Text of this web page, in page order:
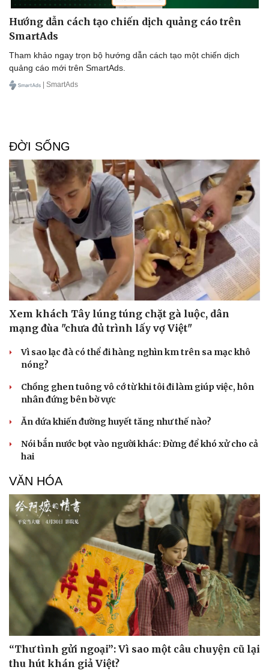
Sức khỏe
Dinh dưỡng - món ngon
Sản phụ khoa
Nhi khoa
Nam khoa
Đời sống
Tình yêu - Gia đình
Hướng dẫn cách tạo chiến dịch quảng cáo trên
SmartAds
Tham khảo ngay trọn bộ hướng dẫn cách tạo một chiến dịch
quảng cáo mới trên SmartAds.
| SmartAds
ĐỜI SỐNG
Xem khách Tây lúng túng chặt gà luộc, dân
mạng đùa "chưa đủ trình lấy vợ Việt"
Vì sao lạc đà có thể đi hàng nghìn km trên sa mạc khô
nóng?
Chồng ghen tuông vô cớ từ khi tôi đi làm giúp việc, hôn
nhân đứng bên bờ vực
Ăn dứa khiến đường huyết tăng như thế nào?
Nói bắn nước bọt vào người khác: Đừng để khó xử cho cả
hai
VĂN HÓA
“Thư tình gửi ngoại”: Vì sao một câu chuyện cũ lại
thu hút khán giả Việt?